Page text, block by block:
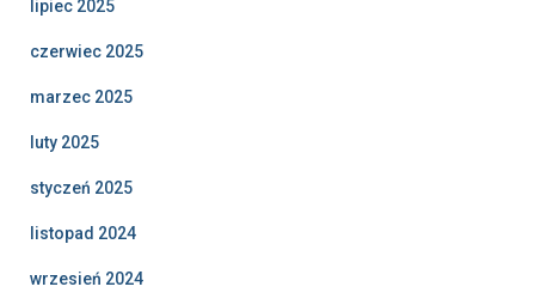
lipiec 2025
czerwiec 2025
marzec 2025
luty 2025
styczeń 2025
listopad 2024
wrzesień 2024